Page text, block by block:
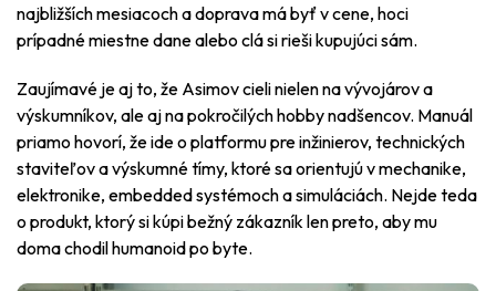
najbližších mesiacoch a doprava má byť v cene, hoci
prípadné miestne dane alebo clá si rieši kupujúci sám.
Zaujímavé je aj to, že Asimov cieli nielen na vývojárov a
výskumníkov, ale aj na pokročilých hobby nadšencov. Manuál
priamo hovorí, že ide o platformu pre inžinierov, technických
staviteľov a výskumné tímy, ktoré sa orientujú v mechanike,
elektronike, embedded systémoch a simuláciách. Nejde teda
o produkt, ktorý si kúpi bežný zákazník len preto, aby mu
doma chodil humanoid po byte.